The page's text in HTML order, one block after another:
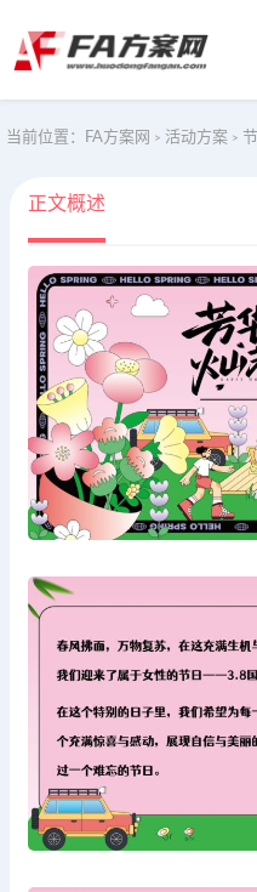
当前位置： FA方案网 > 活动方案 >
正文概述